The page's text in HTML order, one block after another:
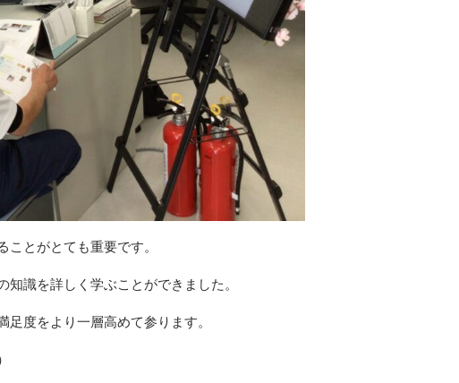
とがとても重要です。
識を詳しく学ぶことができました。
度をより一層高めて参ります。